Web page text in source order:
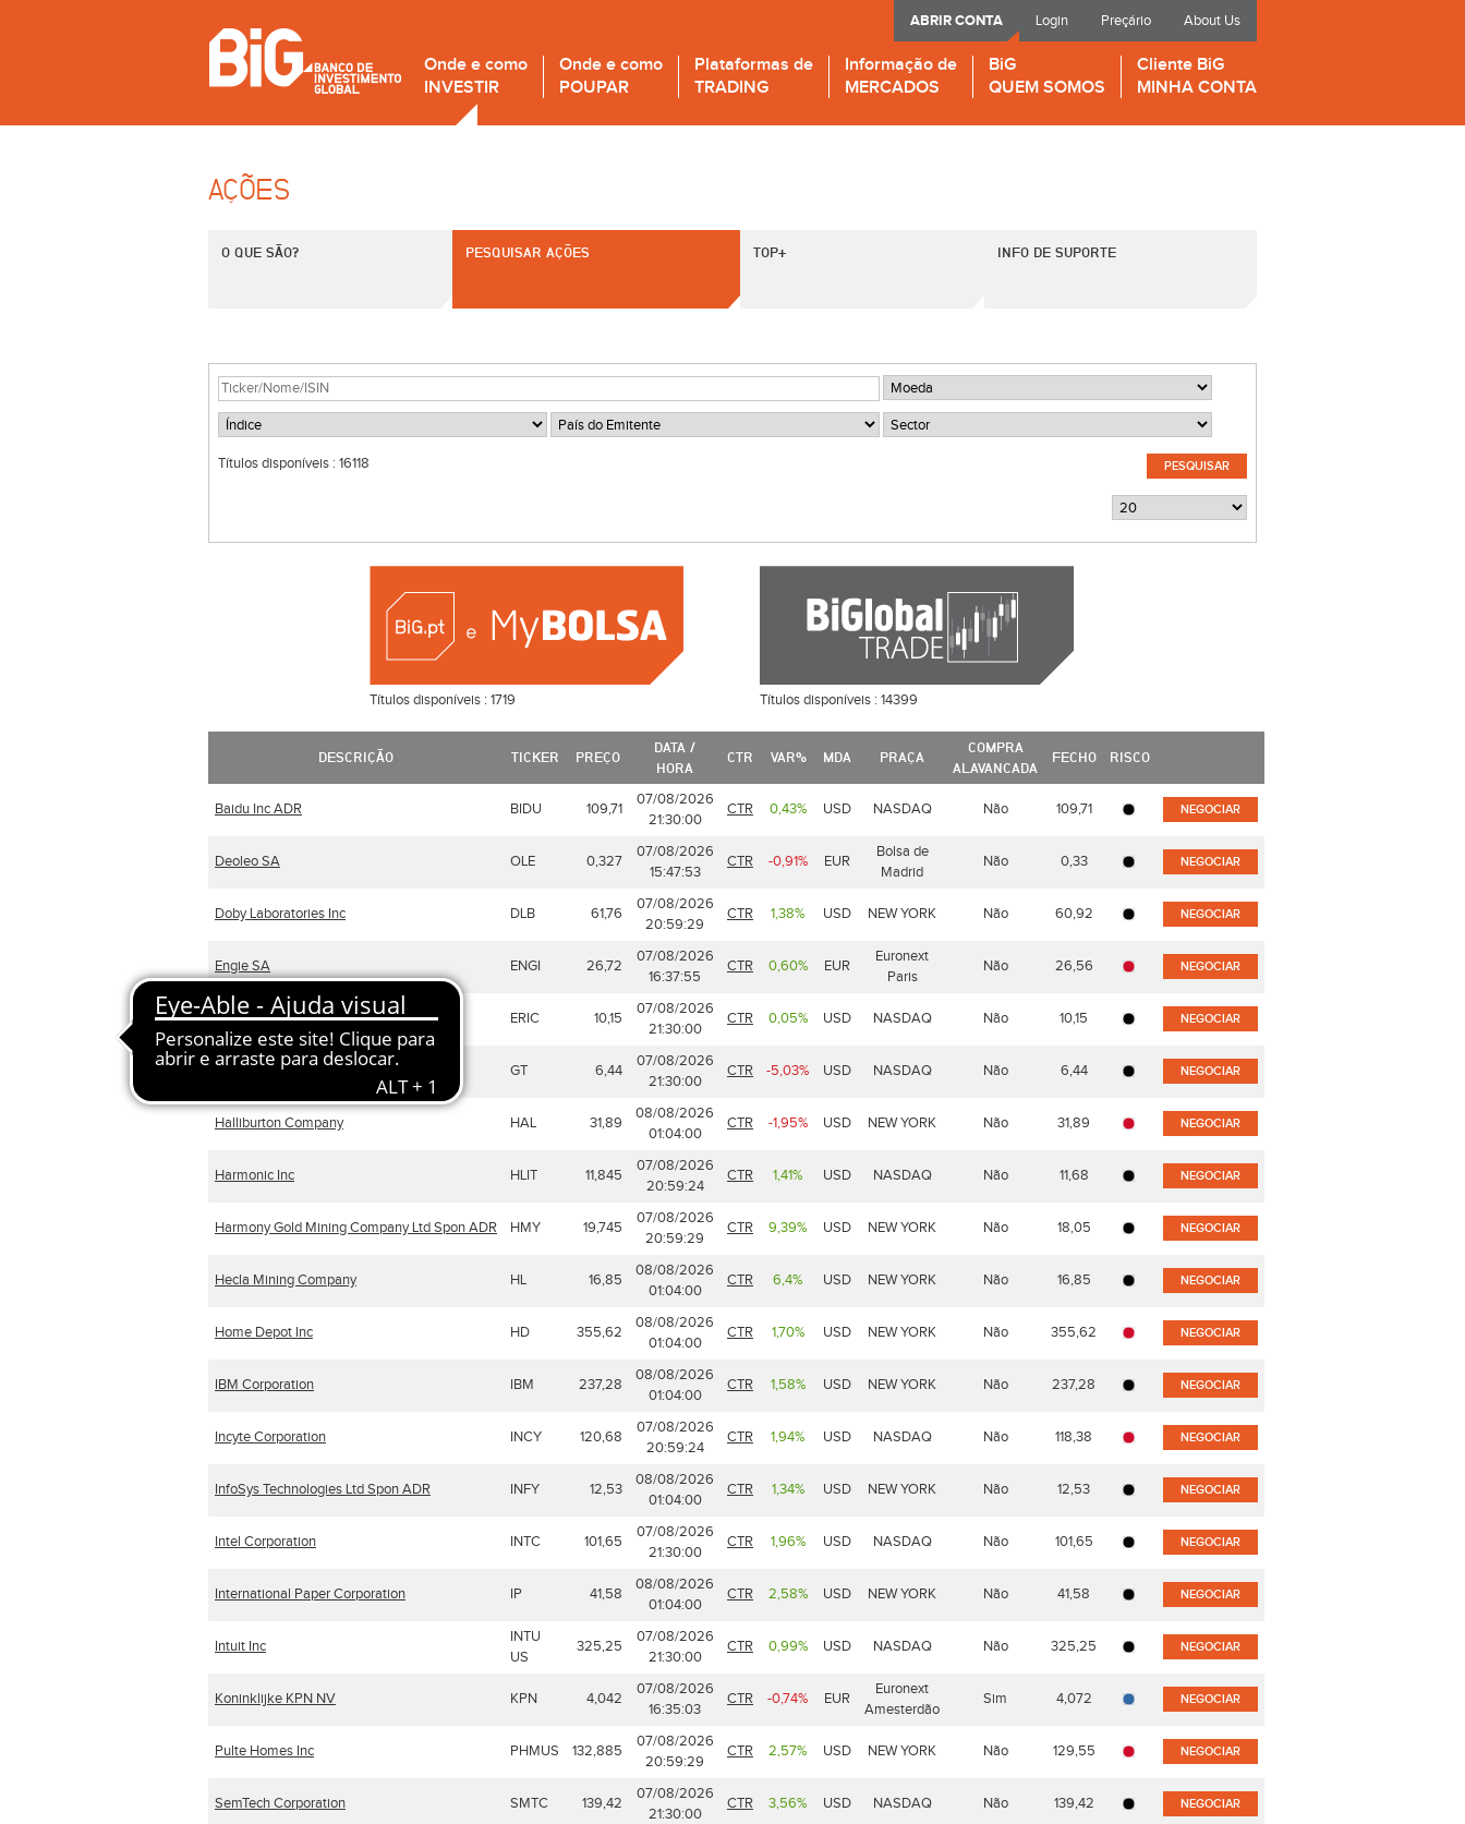
Login Preçário About Us
ABRIR CONTA
Onde e como
INVESTIR
Onde e como
POUPAR
Plataformas de
TRADING
Informação de
MERCADOS
BiG
QUEM SOMOS
Cliente BiG
MINHA CONTA
AÇÕES
O QUE SÃO? PESQUISAR AÇÕES TOP+ INFO DE SUPORTE
Títulos disponíveis : 16118
Títulos disponíveis :1719 Títulos disponíveis : 14399
DESCRIÇÃO TICKER PREÇO
DATA /
HORA
CTR VAR% MDA PRAÇA
COMPRA
ALAVANCADA
FECHO RISCO
Baidu Inc ADR BIDU 109,71
07/08/2026
21:30:00
CTR 0,43% USD NASDAQ Não 109,71 NEGOCIAR
Deoleo SA OLE 0,327
07/08/2026
15:47:53
CTR -0,91% EUR
Bolsa de
Madrid
Não 0,33 NEGOCIAR
Doby Laboratories Inc DLB 61,76
07/08/2026
20:59:29
CTR 1,38% USD NEW YORK Não 60,92 NEGOCIAR
Engie SA ENGI 26,72
07/08/2026
16:37:55
CTR 0,60% EUR
Euronext
Paris
Não 26,56 NEGOCIAR
Ericsson ADR ERIC 10,15
07/08/2026
21:30:00
CTR 0,05% USD NASDAQ Não 10,15 NEGOCIAR
GoodYear Tire & Rubber Company / The GT 6,44
07/08/2026
21:30:00
CTR -5,03% USD NASDAQ Não 6,44 NEGOCIAR
Halliburton Company HAL 31,89
08/08/2026
01:04:00
CTR -1,95% USD NEW YORK Não 31,89 NEGOCIAR
Harmonic Inc HLIT 11,845
07/08/2026
20:59:24
CTR 1,41% USD NASDAQ Não 11,68 NEGOCIAR
Harmony Gold Mining Company Ltd Spon ADR HMY 19,745
07/08/2026
20:59:29
CTR 9,39% USD NEW YORK Não 18,05 NEGOCIAR
Hecla Mining Company HL 16,85
08/08/2026
01:04:00
CTR 6,4% USD NEW YORK Não 16,85 NEGOCIAR
Home Depot Inc HD 355,62
08/08/2026
01:04:00
CTR 1,70% USD NEW YORK Não 355,62 NEGOCIAR
IBM Corporation IBM 237,28
08/08/2026
01:04:00
CTR 1,58% USD NEW YORK Não 237,28 NEGOCIAR
Incyte Corporation INCY 120,68
07/08/2026
20:59:24
CTR 1,94% USD NASDAQ Não 118,38 NEGOCIAR
InfoSys Technologies Ltd Spon ADR INFY 12,53
08/08/2026
01:04:00
CTR 1,34% USD NEW YORK Não 12,53 NEGOCIAR
Intel Corporation INTC 101,65
07/08/2026
21:30:00
CTR 1,96% USD NASDAQ Não 101,65 NEGOCIAR
International Paper Corporation IP 41,58
08/08/2026
01:04:00
CTR 2,58% USD NEW YORK Não 41,58 NEGOCIAR
Intuit Inc
INTU
US
325,25
07/08/2026
21:30:00
CTR 0,99% USD NASDAQ Não 325,25 NEGOCIAR
Koninklijke KPN NV KPN 4,042
07/08/2026
16:35:03
CTR -0,74% EUR
Euronext
Amesterdão
Sim 4,072 NEGOCIAR
Pulte Homes Inc PHMUS 132,885
07/08/2026
20:59:29
CTR 2,57% USD NEW YORK Não 129,55 NEGOCIAR
SemTech Corporation SMTC 139,42
07/08/2026
21:30:00
CTR 3,56% USD NASDAQ Não 139,42 NEGOCIAR